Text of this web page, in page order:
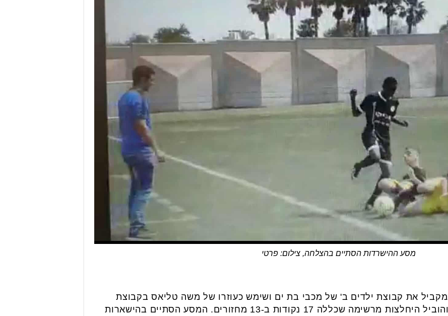
מסע ההישרדות הסתיים בהצלחה, צילום: פרטי
את קבוצת ילדים ב' של מכבי בת ים ושימש כעוזרו של משה טליאס בקבוצת
הנוער. המאמן הצעיר נקרא לדגל והוביל היחלצות מרשימה שכללה 17 נקודות ב-13 מחזורים. המסע הסתיים בהישארות